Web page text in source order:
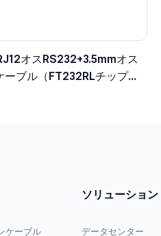
オスRS232+3.5mmオス
ーブル（FT232RLチップセ
ケーブル
ソリューション
データセンター